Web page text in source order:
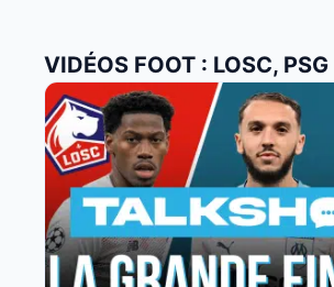
VIDÉOS FOOT : LOSC, PSG